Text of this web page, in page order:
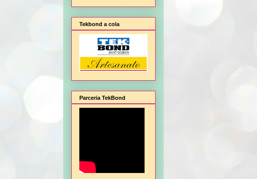
3D, Embalagem de Natal, Flor Hortência, Flor Orquídea - sem frisador, Flor Rosa -
Tekbond a cola
Parceria TekBond